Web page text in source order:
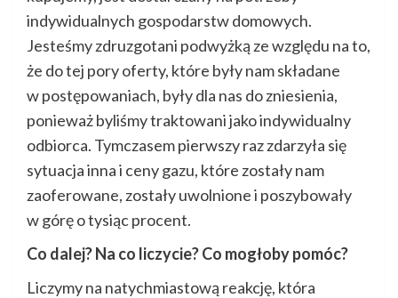
indywidualnych gospodarstw domowych.
Jesteśmy zdruzgotani podwyżką ze względu na to,
że do tej pory oferty, które były nam składane
w postępowaniach, były dla nas do zniesienia,
ponieważ byliśmy traktowani jako indywidualny
odbiorca. Tymczasem pierwszy raz zdarzyła się
sytuacja inna i ceny gazu, które zostały nam
zaoferowane, zostały uwolnione i poszybowały
w górę o tysiąc procent.
Co dalej? Na co liczycie? Co mogłoby pomóc?
Liczymy na natychmiastową reakcję, która